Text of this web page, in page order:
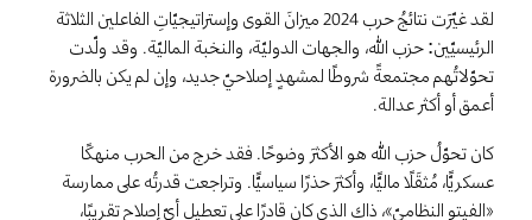
لقد غيّرَت نتائجُ حرب 2024 ميزانَ القوى وإستراتيجيّاتِ الفاعلين الثلاثة
الرئيسيّين: حزب الله، والجهات الدوليّة، والنخبة الماليّة. وقد ولّدت
تحوّلاتُهم مجتمعةً شروطًا لمشهدٍ إصلاحيّ جديد، وإن لم يكن بالضرورة
أعمق أو أكثر عدالة.
كان تحوّلُ حزب الله هو الأكثرَ وضوحًا. فقد خرج من الحرب منهكًا
عسكريًّا، مُثقَلًا ماليًّا، وأكثرَ حذرًا سياسيًّا. وتراجعت قدرتُه على ممارسة
«الفيتو النظاميّ»، ذاك الذي كان قادرًا على تعطيل أيّ إصلاح تقريبًا،